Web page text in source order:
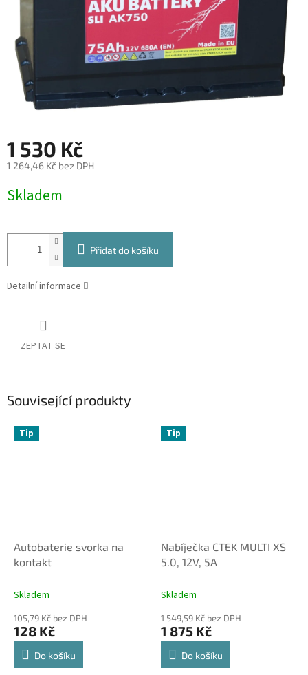
1 530 Kč
1 264,46 Kč bez DPH
cena:
Skladem
Přidat do košíku
Detailní informace
ZEPTAT SE
Související produkty
Tip
Autobaterie svorka na
kontakt
Skladem
105,79 Kč bez DPH
128 Kč
Do košíku
Tip
Nabíječka CTEK MULTI XS
5.0, 12V, 5A
Skladem
1 549,59 Kč bez DPH
1 875 Kč
Do košíku